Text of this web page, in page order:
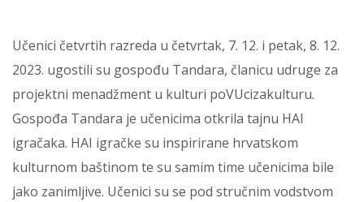
Učenici četvrtih razreda u četvrtak, 7. 12. i petak, 8. 12.
2023. ugostili su gospođu Tandara, članicu udruge za
projektni menadžment u kulturi poVUcizakulturu.
Gospođa Tandara je učenicima otkrila tajnu HAI
igračaka. HAI igračke su inspirirane hrvatskom
kulturnom baštinom te su samim time učenicima bile
jako zanimljive. Učenici su se pod stručnim vodstvom